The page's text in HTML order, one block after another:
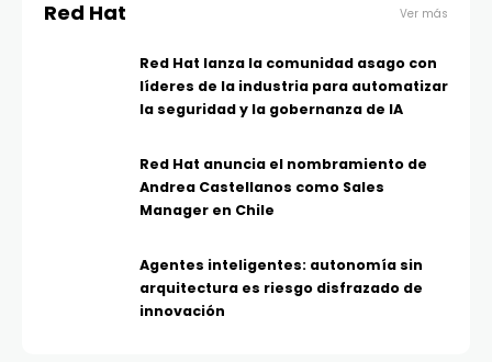
Red Hat Ver más
Red Hat lanza la comunidad asago con
líderes de la industria para automatizar
la seguridad y la gobernanza de IA
Red Hat anuncia el nombramiento de
Andrea Castellanos como Sales
Manager en Chile
Agentes inteligentes: autonomía sin
arquitectura es riesgo disfrazado de
innovación